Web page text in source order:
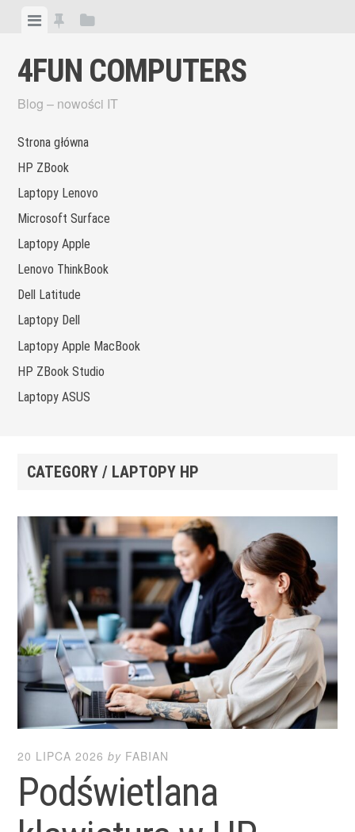
Skip
content
ViewView
posts
View
4FUN COMPUTERS
Blog – nowości IT
Strona główna
HP ZBook
Laptopy Lenovo
Microsoft Surface
Laptopy Apple
Lenovo ThinkBook
Dell Latitude
Laptopy Dell
Laptopy Apple MacBook
HP ZBook Studio
Laptopy ASUS
CATEGORY / LAPTOPY HP
20 LIPCA 2026 by FABIAN
Podświetlana